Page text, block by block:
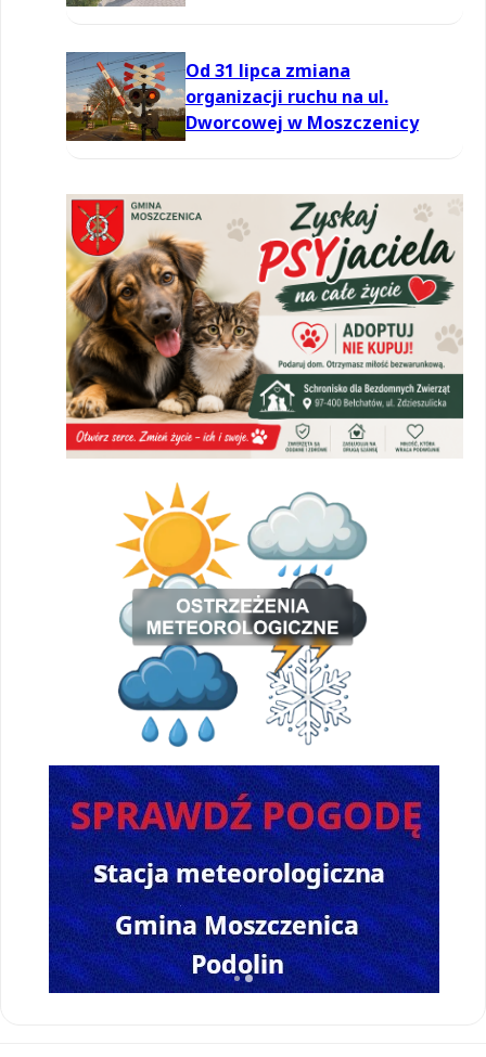
Od 31 lipca zmiana
organizacji ruchu na ul.
Dworcowej w Moszczenicy